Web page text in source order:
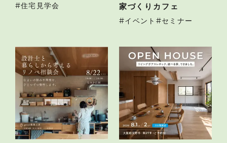
住宅見学会
家づくりカフェ
イベント セミナー